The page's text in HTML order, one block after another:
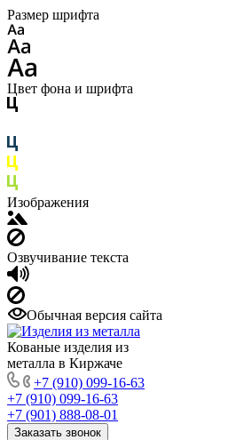
Размер шрифта
Цвет фона и шрифта
Изображения
Озвучивание текста
Обычная версия сайта
Кованые изделия из
металла в Киржаче
+7 (910) 099-16-63
+7 (910) 099-16-63
+7 (901) 888-08-01
Заказать звонок